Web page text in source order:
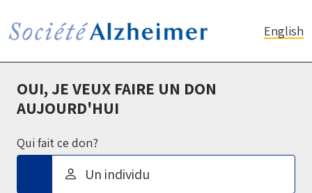
English
OUI, JE VEUX FAIRE UN DON
AUJOURD'HUI
Qui fait ce don?
Un individu